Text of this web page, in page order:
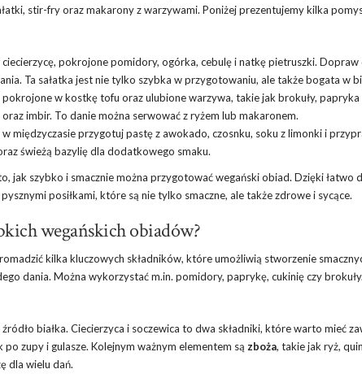
stir-fry oraz makarony z warzywami. Poniżej prezentujemy kilka
pokrojone pomidory, ogórka, cebulę i natkę pietruszki. Dopraw
Ta sałatka jest nie tylko szybka w przygotowaniu, ale także bogata w
w kostkę tofu oraz ulubione warzywa, takie jak brokuły, papryka
imbir. To danie można serwować z ryżem lub makaronem.
międzyczasie przygotuj pastę z awokado, czosnku, soku z limonki i
świeżą bazylię dla dodatkowego smaku.
jak szybko i smacznie można przygotować wegański obiad. Dzięki łatwo
posiłkami, które są nie tylko smaczne, ale także zdrowe i sycące.
wegańskich obiadów?
kilka kluczowych składników, które umożliwią stworzenie
dania. Można wykorzystać m.in. pomidory, paprykę, cukinię czy
białka. Ciecierzyca i soczewica to dwa składniki, które warto mieć
zupy i gulasze. Kolejnym ważnym elementem są zboża, takie jak ryż,
dla wielu dań.